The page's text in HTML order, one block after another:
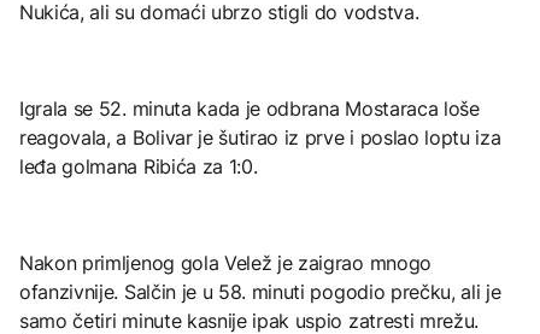
Nukića, ali su domaći ubrzo stigli do vodstva.
Igrala se 52. minuta kada je odbrana Mostaraca loše
reagovala, a Bolivar je šutirao iz prve i poslao loptu iza
leđa golmana Ribića za 1:0.
Nakon primljenog gola Velež je zaigrao mnogo
ofanzivnije. Salčin je u 58. minuti pogodio prečku, ali je
samo četiri minute kasnije ipak uspio zatresti mrežu.